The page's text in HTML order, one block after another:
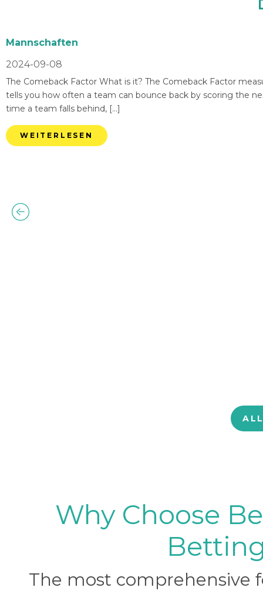
Mannschaften
2024-09-08
The Comeback Factor What is it? The Comeback Factor
tells you how often a team can bounce back by scoring the
time a team falls behind, […]
WEITERLESEN
Why Choose
The most